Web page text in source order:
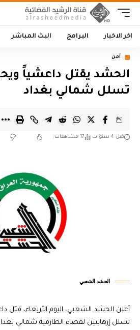
اخر الاخبار البرامج البث المباشر
أمن
الحشد يقتل داعشياً
تسلل شمالي بغداد
قبل 4 سنوات 17 مشاهدات
الحشد الشعبي
أعلن الحشد الشعبي، اليوم الأربعاء، قتل
تسلل إرهابيين لقضاء الطارمية شمالي